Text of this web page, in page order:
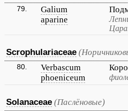
79.
Galium
aparine
Scrophulariaceae
80.
Verbascum
phoeniceum
Solanaceae (Паслёновые)